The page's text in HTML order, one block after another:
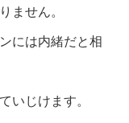
ません。
には内緒だと相
いじけます。